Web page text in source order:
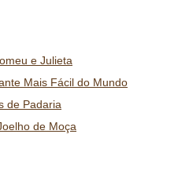
e Julieta
Mais Fácil do Mundo
de Padaria
de Moça